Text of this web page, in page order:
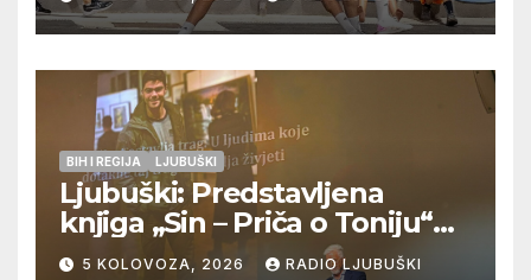
Veljaci i Cerno/Crnopod u
doigravanju, Grljevići završili
natjecanje
BIH I REGIJA LJUBUŠKI
Ljubuški: Predstavljena
knjiga „Sin – Priča o Toniju“
dr. sc. Zdenka Hercega
5 KOLOVOZA, 2026 RADIO LJUBUŠKI